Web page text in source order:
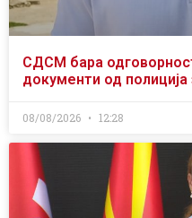
СДСМ бара
документи од
08/08/2026 12:28